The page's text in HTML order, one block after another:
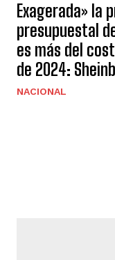
Exagerada» la
presupuestal
es más del
de 2024:
NACIONAL